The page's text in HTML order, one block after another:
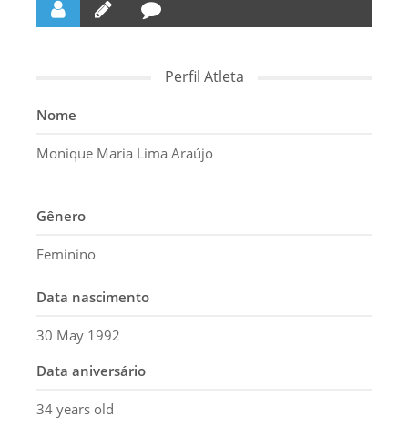
Perfil Atleta
Nome
Monique Maria Lima Araújo
Gênero
Feminino
Data nascimento
30 May 1992
Data aniversário
34 years old